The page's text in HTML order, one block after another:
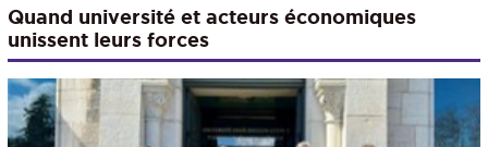
Quand université et acteurs économiques
unissent leurs forces